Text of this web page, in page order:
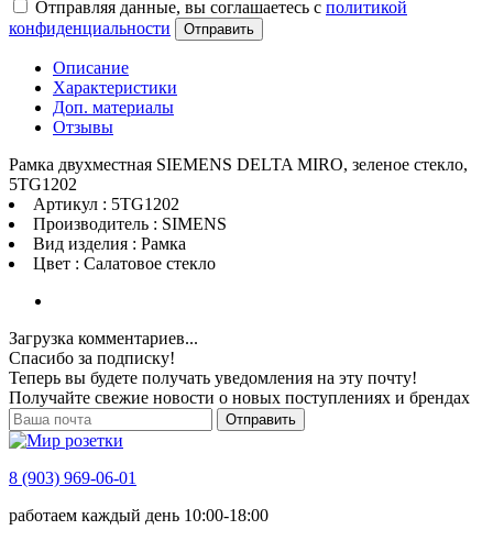
Отправляя данные, вы соглашаетесь с политикой
конфиденциальности
Отправить
Описание
Характеристики
Доп. материалы
Отзывы
Рамка двухместная SIEMENS DELTA MIRO, зеленое стекло,
5TG1202
Артикул : 5TG1202
Производитель : SIMENS
Вид изделия : Рамка
Цвет : Салатовое стекло
Загрузка комментариев...
Спасибо за подписку!
Теперь вы будете получать уведомления на эту почту!
Получайте свежие новости о новых поступлениях и брендах
Отправить
8 (903) 969-06-01
работаем каждый день 10:00-18:00